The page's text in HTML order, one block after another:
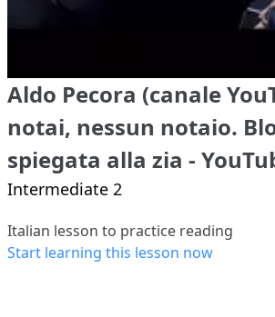
Aldo Pecora (canale
notai, nessun notaio.
spiegata alla zia -
Intermediate 2
Italian lesson to practice reading
Start learning this lesson now